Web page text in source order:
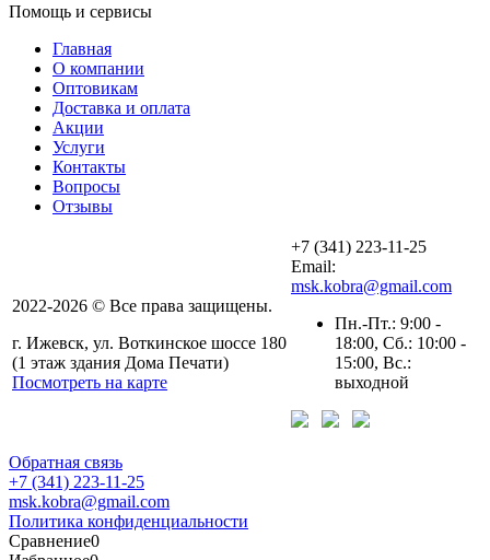
Помощь и сервисы
Главная
О компании
Оптовикам
Доставка и оплата
Акции
Услуги
Контакты
Вопросы
Отзывы
2022-2026 © Все права защищены.
г. Ижевск, ул. Воткинское шоссе 180
(1 этаж здания Дома Печати)
Посмотреть на карте
+7 (341) 223-11-25
Email:
msk.kobra@gmail.com
Пн.-Пт.: 9:00 -
18:00, Сб.: 10:00 -
15:00, Вс.:
выходной
Обратная связь
+7 (341) 223-11-25
msk.kobra@gmail.com
Политика конфиденциальности
Сравнение0